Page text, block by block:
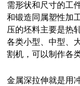
需形状和尺寸的工
和锻造同属塑性加
压的坯料主要是热
各类小型、中型、
割机，可以制作各
金属深拉伸就是用